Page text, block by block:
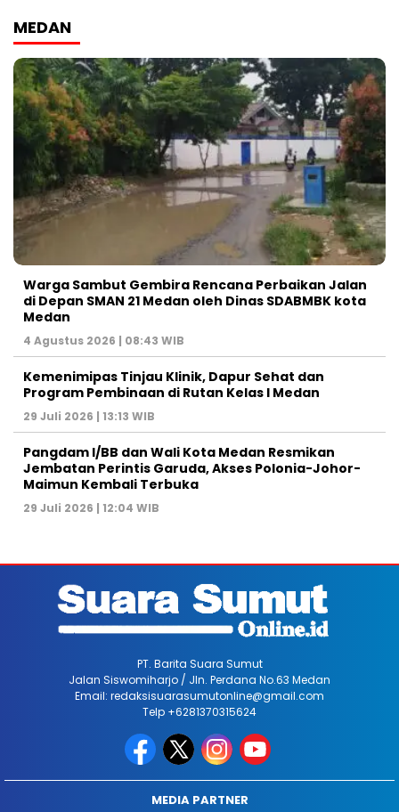
MEDAN
Warga Sambut Gembira Rencana Perbaikan Jalan
di Depan SMAN 21 Medan oleh Dinas SDABMBK kota
Medan
4 Agustus 2026 | 08:43 WIB
Kemenimipas Tinjau Klinik, Dapur Sehat dan
Program Pembinaan di Rutan Kelas I Medan
29 Juli 2026 | 13:13 WIB
Pangdam I/BB dan Wali Kota Medan Resmikan
Jembatan Perintis Garuda, Akses Polonia-Johor-
Maimun Kembali Terbuka
29 Juli 2026 | 12:04 WIB
PT. Barita Suara Sumut
Jalan Siswomiharjo / Jln. Perdana No.63 Medan
Email: redaksisuarasumutonline@gmail.com
Telp +6281370315624
MEDIA PARTNER